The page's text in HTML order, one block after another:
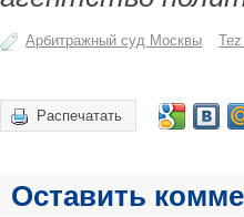
Арбитражный суд Москвы
Распечатать
Оставить